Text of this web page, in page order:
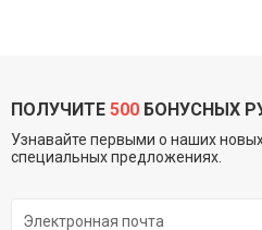
ПОЛУЧИТЕ 500 БОНУСНЫХ
Узнавайте первыми о наших
специальных предложениях.